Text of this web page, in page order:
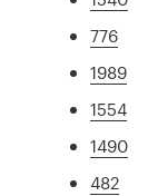
776
1989
1554
1490
482